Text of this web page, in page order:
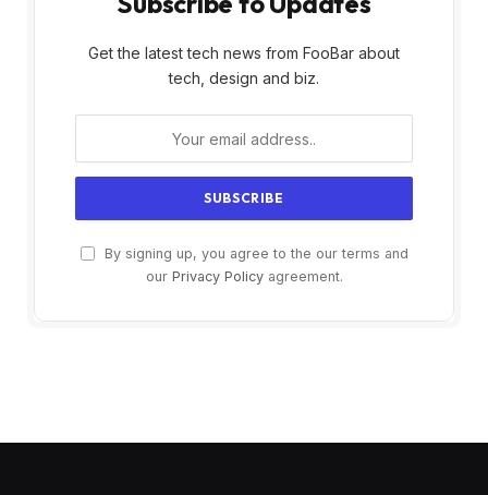
Get the latest tech news from FooBar about
tech, design and biz.
By signing up, you agree to the our terms and
our Privacy Policyagreement.